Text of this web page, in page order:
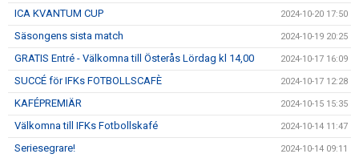
ICA KVANTUM CUP 2024-10-20 17:50
Säsongens sista match 2024-10-19 20:25
GRATIS Entré - Välkomna till Österås Lördag kl 14,00 2024-10-17 16:09
SUCCÉ för IFKs FOTBOLLSCAFÈ 2024-10-17 12:28
KAFÉPREMIÄR 2024-10-15 15:35
Välkomna till IFKs Fotbollskafé 2024-10-14 11:47
Seriesegrare! 2024-10-14 09:11